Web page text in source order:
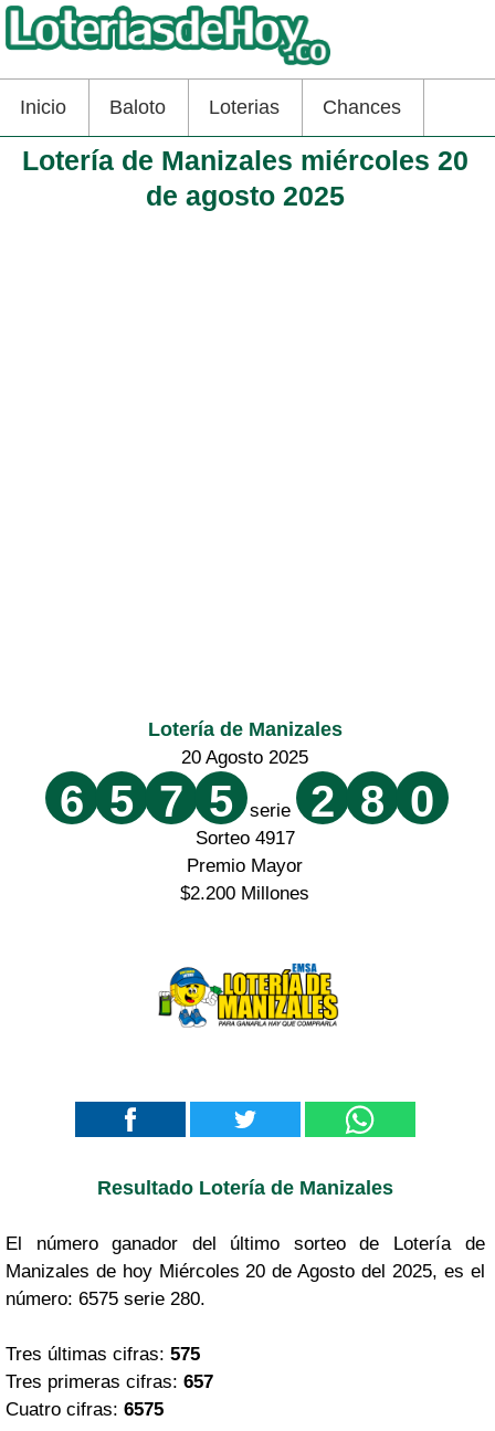
Inicio Baloto Loterias Chances
Lotería de Manizales miércoles 20
de agosto 2025
Lotería de Manizales
20 Agosto 2025
6 5 7 5 serie 2 8 0
Sorteo 4917
Premio Mayor
$2.200 Millones
Resultado Lotería de Manizales
El número ganador del último sorteo de Lotería de
Manizales de hoy Miércoles 20 de Agosto del 2025, es el
número: 6575 serie 280.
Tres últimas cifras: 575
Tres primeras cifras: 657
Cuatro cifras: 6575